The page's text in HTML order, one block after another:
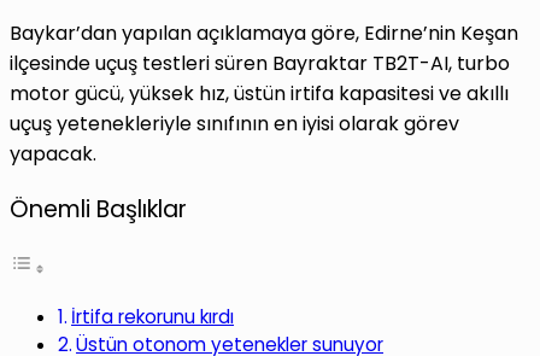
Baykar’dan yapılan açıklamaya göre, Edirne’nin Keşan
ilçesinde uçuş testleri süren Bayraktar TB2T-AI, turbo
motor gücü, yüksek hız, üstün irtifa kapasitesi ve akıllı
uçuş yetenekleriyle sınıfının en iyisi olarak görev
yapacak.
Önemli Başlıklar
İrtifa rekorunu kırdı
Üstün otonom yetenekler sunuyor